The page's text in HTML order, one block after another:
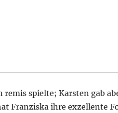
spielte; Karsten gab
Franziska ihre exzellente